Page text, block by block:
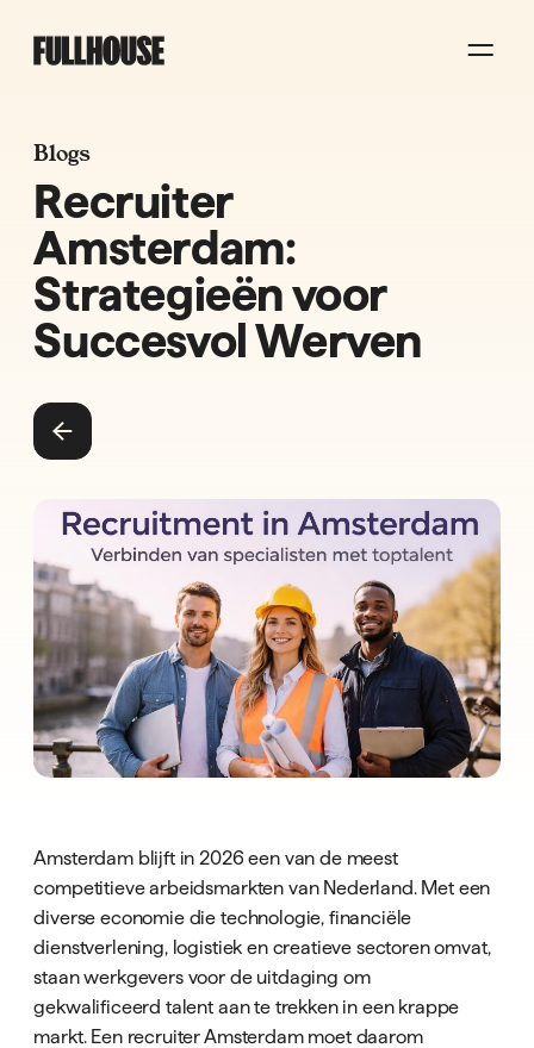
Blogs
Recruiter
Amsterdam:
Strategieën voor
Succesvol Werven
Amsterdam blijft in 2026 een van de meest
competitieve arbeidsmarkten van Nederland. Met een
diverse economie die technologie, financiële
dienstverlening, logistiek en creatieve sectoren omvat,
staan werkgevers voor de uitdaging om
gekwalificeerd talent aan te trekken in een krappe
markt. Een recruiter Amsterdam moet daarom